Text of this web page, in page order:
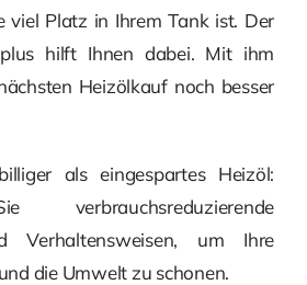
viel Platz in Ihrem Tank ist. Der
hilft Ihnen dabei. Mit ihm
Heizölkauf noch besser
als eingespartes Heizöl:
verbrauchsreduzierende
Verhaltensweisen, um Ihre
die Umwelt zu schonen.